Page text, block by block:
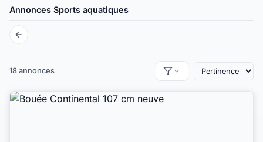
Annonces Sports aquatiques
18 annonces